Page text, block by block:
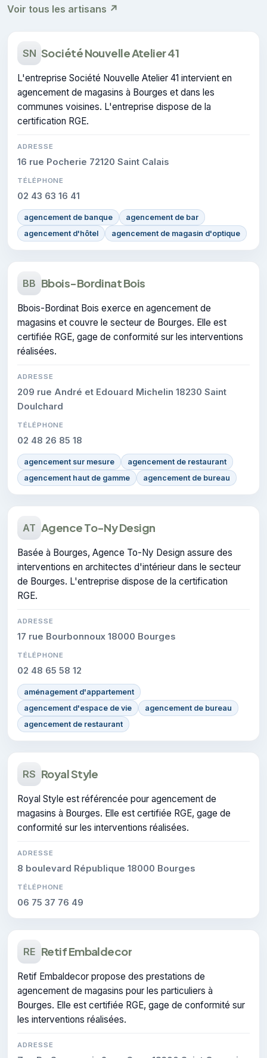
Voir tous les artisans ↗
SN Société Nouvelle Atelier 41
L'entreprise Société Nouvelle Atelier 41 intervient en
agencement de magasins à Bourges et dans les
communes voisines. L'entreprise dispose de la
certification RGE.
ADRESSE
16 rue Pocherie 72120 Saint Calais
TÉLÉPHONE
02 43 63 16 41
agencement de banque
agencement de bar
agencement d'hôtel
agencement de magasin d'optique
BB Bbois-Bordinat Bois
Bbois-Bordinat Bois exerce en agencement de
magasins et couvre le secteur de Bourges. Elle est
certifiée RGE, gage de conformité sur les interventions
réalisées.
ADRESSE
209 rue André et Edouard Michelin 18230 Saint
Doulchard
TÉLÉPHONE
02 48 26 85 18
agencement sur mesure
agencement de restaurant
agencement haut de gamme
agencement de bureau
AT Agence To-Ny Design
Basée à Bourges, Agence To-Ny Design assure des
interventions en architectes d'intérieur dans le secteur
de Bourges. L'entreprise dispose de la certification
RGE.
ADRESSE
17 rue Bourbonnoux 18000 Bourges
TÉLÉPHONE
02 48 65 58 12
aménagement d'appartement
agencement d'espace de vie
agencement de bureau
agencement de restaurant
RS Royal Style
Royal Style est référencée pour agencement de
magasins à Bourges. Elle est certifiée RGE, gage de
conformité sur les interventions réalisées.
ADRESSE
8 boulevard République 18000 Bourges
TÉLÉPHONE
06 75 37 76 49
RE Retif Embaldecor
Retif Embaldecor propose des prestations de
agencement de magasins pour les particuliers à
Bourges. Elle est certifiée RGE, gage de conformité sur
les interventions réalisées.
ADRESSE